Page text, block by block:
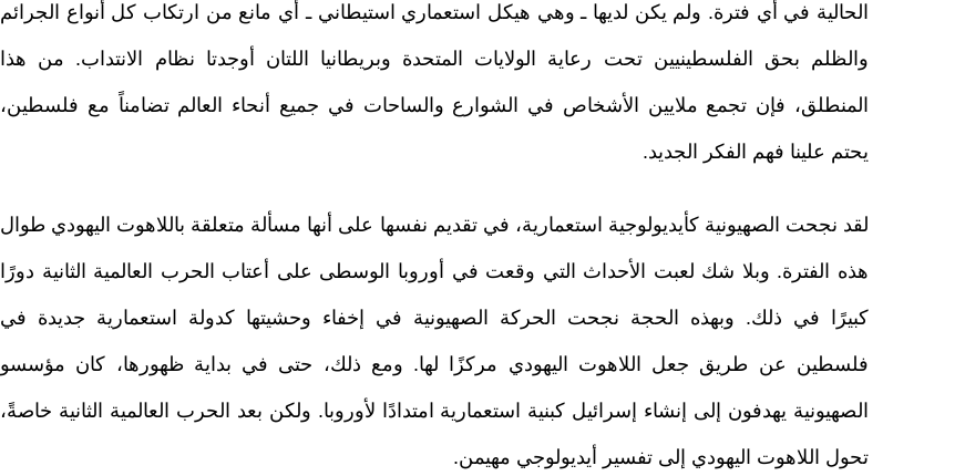
الحالية في أي فترة. ولم يكن لديها ـ وهي هيكل استعماري استيطاني ـ أي مانع من ارتكاب كل أنواع الجرائم
والظلم بحق الفلسطينيين تحت رعاية الولايات المتحدة وبريطانيا اللتان أوجدتا نظام الانتداب. من هذا
المنطلق، فإن تجمع ملايين الأشخاص في الشوارع والساحات في جميع أنحاء العالم تضامناً مع فلسطين،
يحتم علينا فهم الفكر الجديد.
لقد نجحت الصهيونية كأيديولوجية استعمارية، في تقديم نفسها على أنها مسألة متعلقة باللاهوت اليهودي طوال
هذه الفترة. وبلا شك لعبت الأحداث التي وقعت في أوروبا الوسطى على أعتاب الحرب العالمية الثانية دورًا
كبيرًا في ذلك. وبهذه الحجة نجحت الحركة الصهيونية في إخفاء وحشيتها كدولة استعمارية جديدة في
فلسطين عن طريق جعل اللاهوت اليهودي مركزًا لها. ومع ذلك، حتى في بداية ظهورها، كان مؤسسو
الصهيونية يهدفون إلى إنشاء إسرائيل كبنية استعمارية امتدادًا لأوروبا. ولكن بعد الحرب العالمية الثانية خاصةً،
تحول اللاهوت اليهودي إلى تفسير أيديولوجي مهيمن.